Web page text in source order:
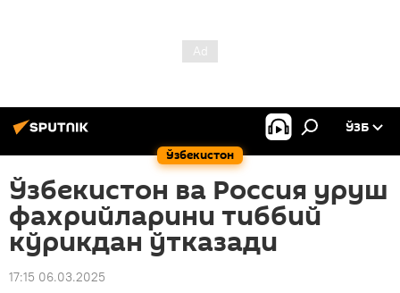
Ўзбекистон
ЎЗБ
Ўзбекистон ва Россия уруш
фахрийларини тиббий
кўрикдан ўтказади
17:15 06.03.2025